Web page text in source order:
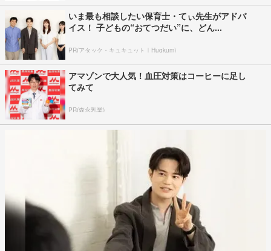
いま最も相談したい保育士・てぃ先生がアドバ
イス！ 子どもの“おてつだい”に、どん...
PR(アタック・キュキュット｜Hugkum)
アマゾンで大人気！血圧対策はコーヒーに足し
てみて
PR(森永乳業)